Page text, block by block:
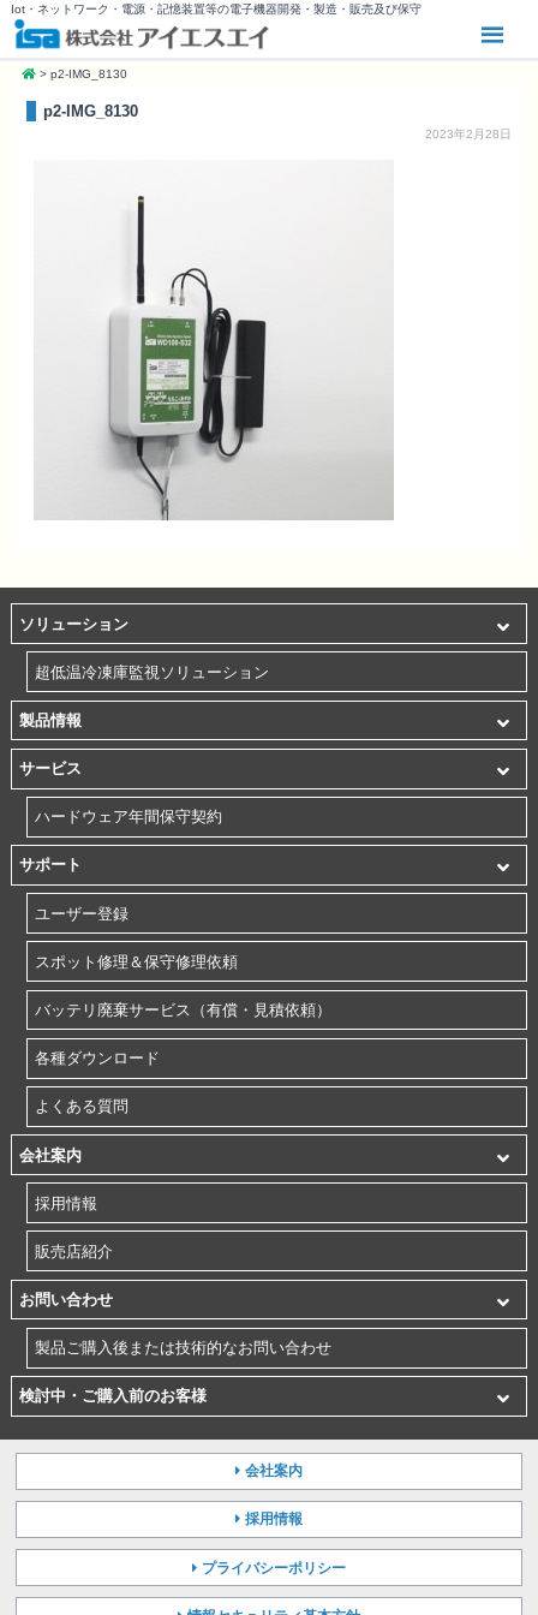
Iot・ネットワーク・電源・記憶装置等の電子機器開発・製造・販売及び保守
> p2-IMG_8130
p2-IMG_8130
2023年2月28日
ソリューション
超低温冷凍庫監視ソリューション
製品情報
サービス
ハードウェア年間保守契約
サポート
ユーザー登録
スポット修理＆保守修理依頼
バッテリ廃棄サービス（有償・見積依頼）
各種ダウンロード
よくある質問
会社案内
採用情報
販売店紹介
お問い合わせ
製品ご購入後または技術的なお問い合わせ
検討中・ご購入前のお客様
会社案内
採用情報
プライバシーポリシー